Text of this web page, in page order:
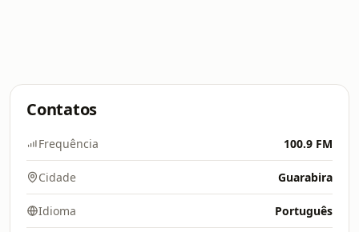
Contatos
Frequência 100.9 FM
Cidade Guarabira
Idioma Português